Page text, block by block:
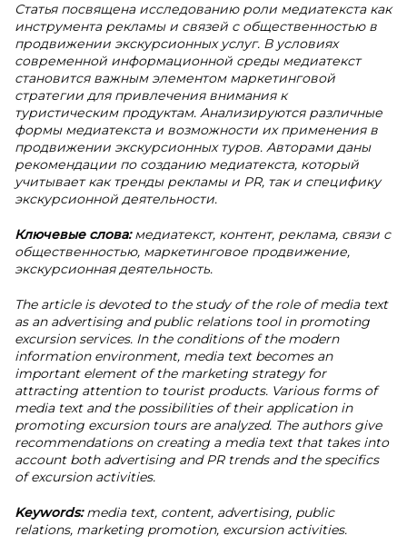
Статья посвящена исследованию роли медиатекста как
инструмента рекламы и связей с общественностью в
продвижении экскурсионных услуг. В условиях
современной информационной среды медиатекст
становится важным элементом маркетинговой
стратегии для привлечения внимания к
туристическим продуктам. Анализируются различные
формы медиатекста и возможности их применения в
продвижении экскурсионных туров. Авторами даны
рекомендации по созданию медиатекста, который
учитывает как тренды рекламы и PR, так и специфику
экскурсионной деятельности.
Ключевые слова:медиатекст, контент, реклама, связи с
общественностью, маркетинговое продвижение,
экскурсионная деятельность.
The article is devoted to the study of the role of media text
as an advertising and public relations tool in promoting
excursion services. In the conditions of the modern
information environment, media text becomes an
important element of the marketing strategy for
attracting attention to tourist products. Various forms of
media text and the possibilities of their application in
promoting excursion tours are analyzed. The authors give
recommendations on creating a media text that takes into
account both advertising and PR trends and the specifics
of excursion activities.
Keywords:media text, content, advertising, public
relations, marketing promotion, excursion activities.